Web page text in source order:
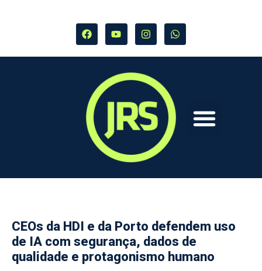
CEOs da HDI e da Porto defendem uso
de IA com segurança, dados de
qualidade e protagonismo humano